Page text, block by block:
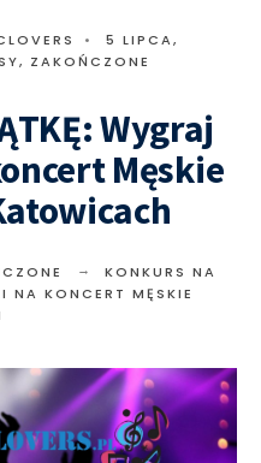
•
5 LIPCA,
, ZAKOŃCZONE
Wygraj
Męskie
KONKURS NA
NA KONCERT MĘSKIE